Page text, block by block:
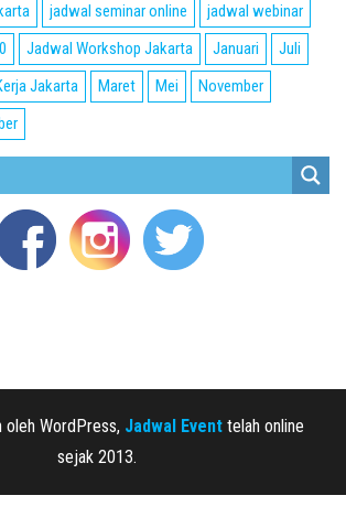
jadwal seminar online
jadwal webinar
Jadwal Workshop Jakarta Januari
Juli
Jakarta Maret Mei
November
oleh WordPress, Jadwal Event telah online
sejak 2013.